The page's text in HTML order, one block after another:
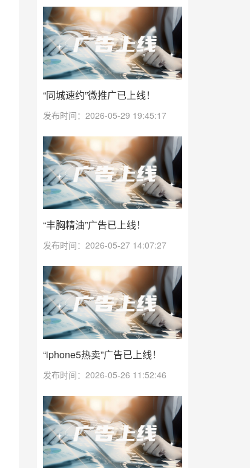
“同城速约”微推广已上线！
发布时间：2026-05-29 19:45:17
“丰胸精油”广告已上线！
发布时间：2026-05-27 14:07:27
“iphone5热卖”广告已上线！
发布时间：2026-05-26 11:52:46